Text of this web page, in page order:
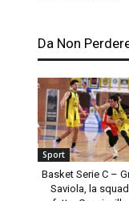
Da Non
Sport
Basket Serie C –
Saviola, la